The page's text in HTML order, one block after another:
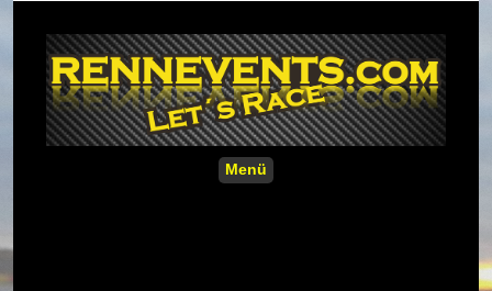
Menü